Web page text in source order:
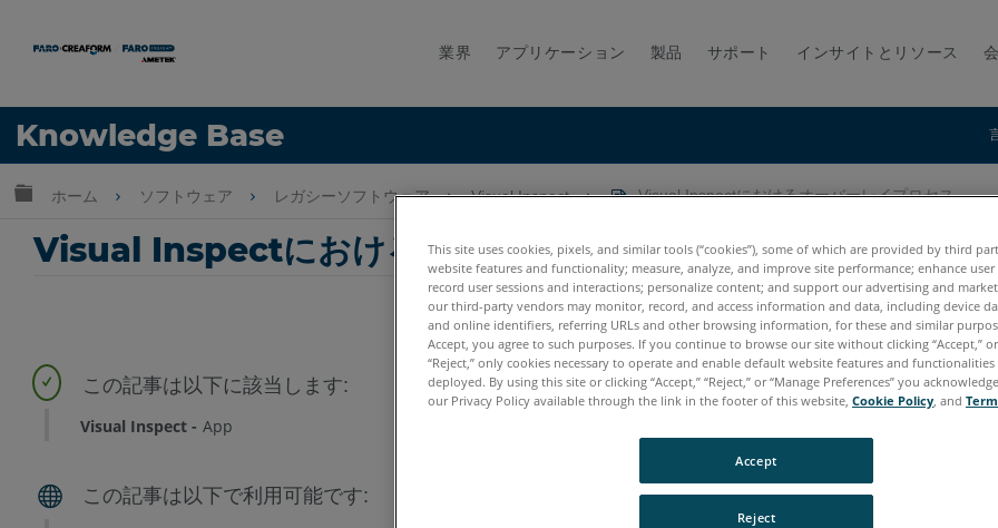
業界 アプリケーション 製品 サポート インサイトとリソース
Knowledge Base
言語
グローバル階層を展開/折りたたむ
ホーム ソフトウェア レガシーソフトウェア Visual Inspect Visual Inspectにおけるオーバーレイプロセス
Visual Inspectにおけるオーバーレイプロセス
Visual Inspect App
This site uses cookies, pixels, and similar tools (“cookies”), some of which are provided by third
website features and functionality; measure, analyze, and improve site performance; enhance user
record user sessions and interactions; personalize content; and support our advertising and
our third-party vendors may monitor, record, and access information and data, including device
and online identifiers, referring URLs and other browsing information, for these and similar
Accept, you agree to such purposes. If you continue to browse our site without clicking “Accept,”
“Reject,” only cookies necessary to operate and enable default website features and
deployed. By using this site or clicking “Accept,” “Reject,” or “Manage Preferences” you
our Privacy Policy available through the link in the footer of this website, Cookie Policy, and
Reject
Accept